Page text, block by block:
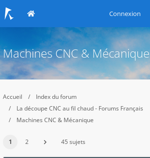
Connexion
Machines CNC & Mécanique
Accueil
Index du forum
La découpe CNC au fil chaud - Forums Français
Machines CNC & Mécanique
1 2 45 sujets